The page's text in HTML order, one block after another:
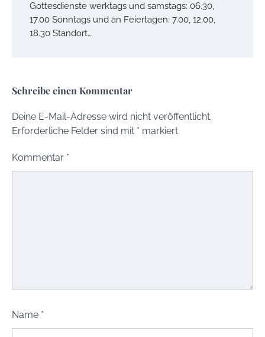
Gottesdienste werktags und samstags: 06.30,
17.00 Sonntags und an Feiertagen: 7.00, 12.00,
18.30 Standort…
Schreibe einen Kommentar
Deine E-Mail-Adresse wird nicht veröffentlicht.
Erforderliche Felder sind mit * markiert
Kommentar *
Name *